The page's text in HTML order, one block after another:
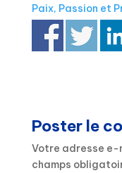
Paix, Passion et
Poster le
Votre adresse e-
champs